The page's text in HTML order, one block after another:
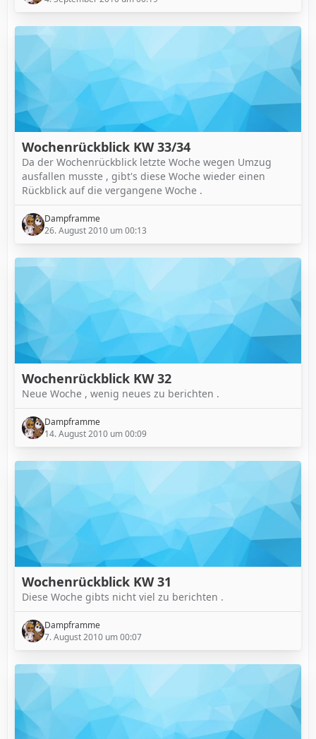
Wochenrückblick KW 33/34
Da der Wochenrückblick letzte Woche wegen Umzug
ausfallen musste , gibt's diese Woche wieder einen
Rückblick auf die vergangene Woche .
Dampframme
26. August 2010 um 00:13
Wochenrückblick KW 32
Neue Woche , wenig neues zu berichten .
Dampframme
14. August 2010 um 00:09
Wochenrückblick KW 31
Diese Woche gibts nicht viel zu berichten .
Dampframme
7. August 2010 um 00:07